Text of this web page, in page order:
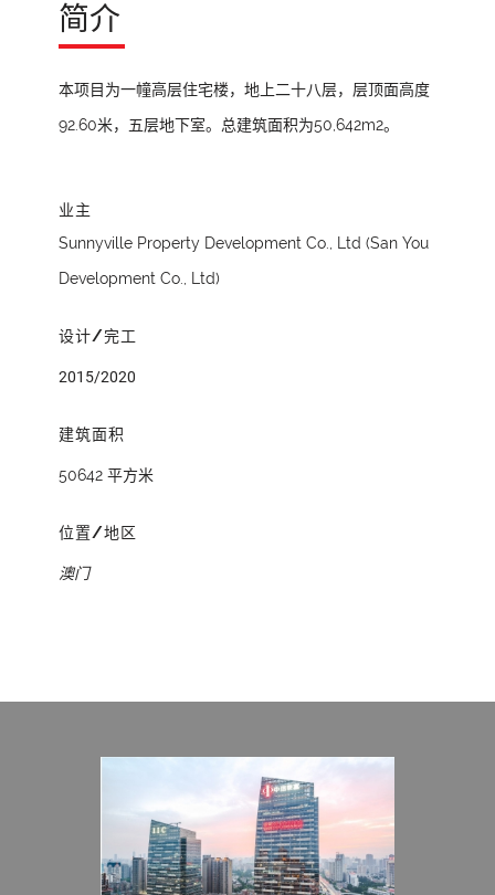
简介
本项目为一幢高层住宅楼，地上二十八层，层顶面高度
92.60米，五层地下室。总建筑面积为50,642m2。
业主
Sunnyville Property Development Co., Ltd (San You
Development Co., Ltd)
设计/完工
2015/2020
建筑面积
50642 平方米
位置/地区
澳门